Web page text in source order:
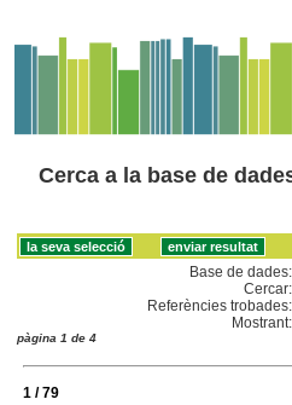
Cerca a la base de
Base de dades:
Cercar:
Referències trobades:
Mostrant:
pàgina 1 de 4
1 / 79